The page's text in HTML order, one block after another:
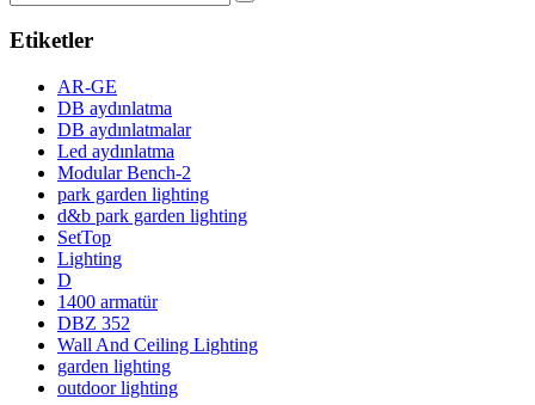
Etiketler
AR-GE
DB aydınlatma
DB aydınlatmalar
Led aydınlatma
Modular Bench-2
park garden lighting
d&b park garden lighting
SetTop
Lighting
D
1400 armatür
DBZ 352
Wall And Ceiling Lighting
garden lighting
outdoor lighting